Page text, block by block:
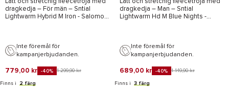
dragkedja – För män – Sntial
Lightwarm Hybrid M Iron - Salomon
Inte föremål för
kampanjerbjudanden.
779,00 kr -40% 1 299,90 kr
Finns i 2 färg
dragkedja – Man – Sntial
Lightwarm Hd M Blue Nights -
Inte föremål för
kampanjerbjudanden.
689,00 kr -40% 1 149,90 kr
Finns i 3 färg